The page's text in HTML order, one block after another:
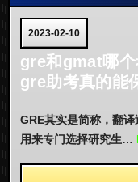
2023-02-10
gre和gmat哪个
gre助考真的能
GRE其实是简称，翻
用来专门选择研究生…